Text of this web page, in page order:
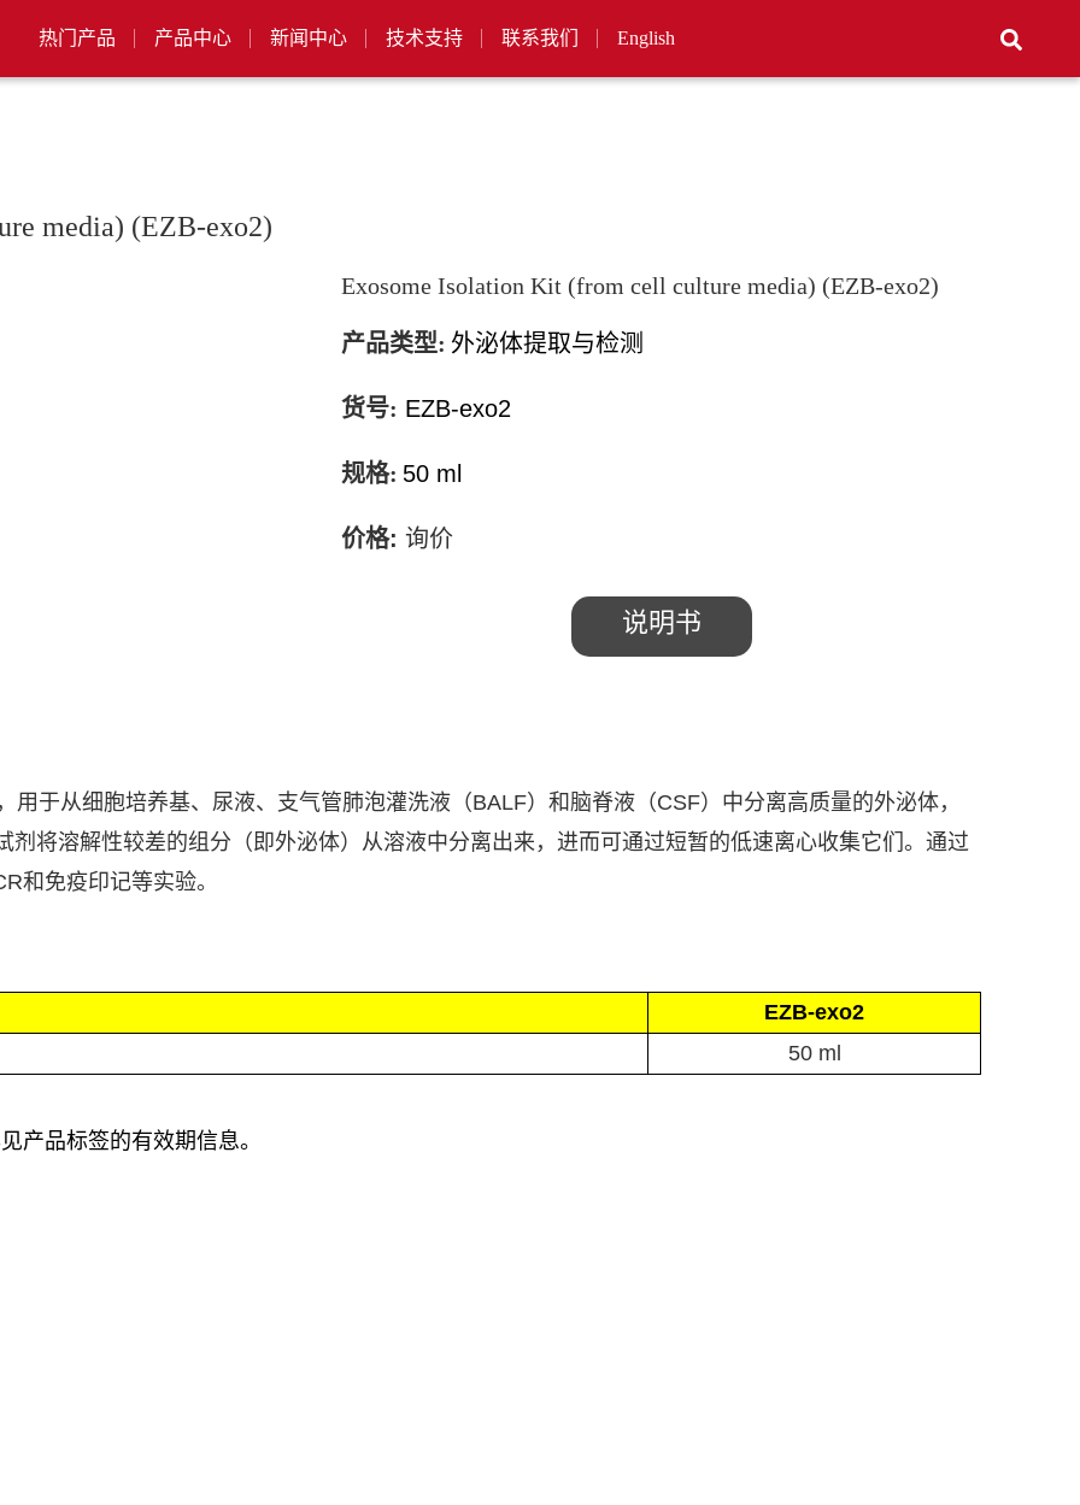
热门产品 产品中心 新闻中心 技术支持 联系我们 English
media) (EZB-exo2)
Exosome Isolation Kit (from cell culture media) (EZB-exo2)
产品类型: 外泌体提取与检测
货号: EZB-exo2
规格: 50 ml
价格: 询价
说明书
用于从细胞培养基、尿液、支气管肺泡灌洗液（BALF）和脑脊液（CSF）中分离高质量的外泌体，
将溶解性较差的组分（即外泌体）从溶液中分离出来，进而可通过短暂的低速离心收集它们。通过
和免疫印记等实验。
EZB-exo2
50 ml
产品标签的有效期信息。